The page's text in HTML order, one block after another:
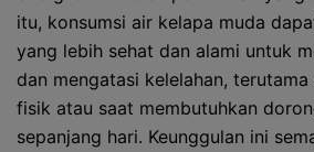
itu, konsumsi air kelapa muda
yang lebih sehat dan alami untuk
dan mengatasi kelelahan,
fisik atau saat membutuhkan
sepanjang hari. Keunggulan ini